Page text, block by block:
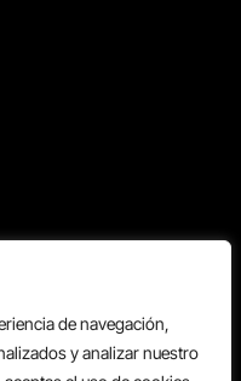
de navegación,
y analizar nuestro
derechos reservados.